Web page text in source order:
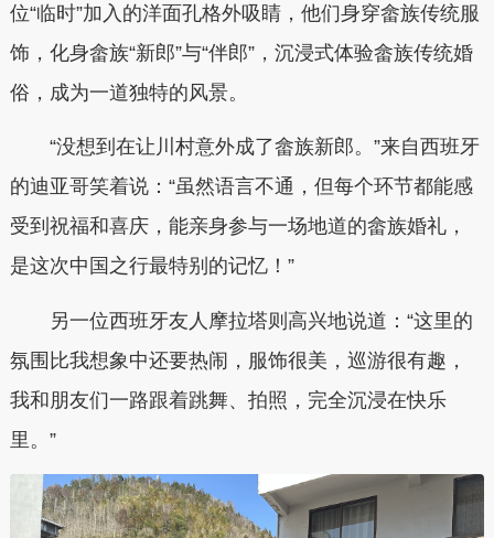
位“临时”加入的洋面孔格外吸睛，他们身穿畲族传统服
饰，化身畲族“新郎”与“伴郎”，沉浸式体验畲族传统婚
俗，成为一道独特的风景。
“没想到在让川村意外成了畲族新郎。”来自西班牙
的迪亚哥笑着说：“虽然语言不通，但每个环节都能感
受到祝福和喜庆，能亲身参与一场地道的畲族婚礼，
是这次中国之行最特别的记忆！”
另一位西班牙友人摩拉塔则高兴地说道：“这里的
氛围比我想象中还要热闹，服饰很美，巡游很有趣，
我和朋友们一路跟着跳舞、拍照，完全沉浸在快乐
里。”